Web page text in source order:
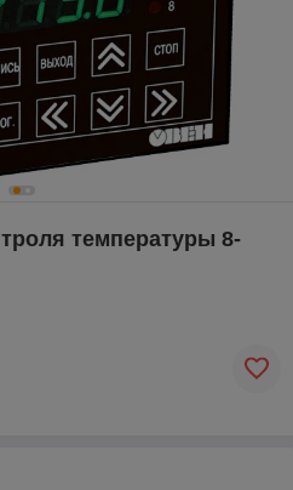
температуры 8-